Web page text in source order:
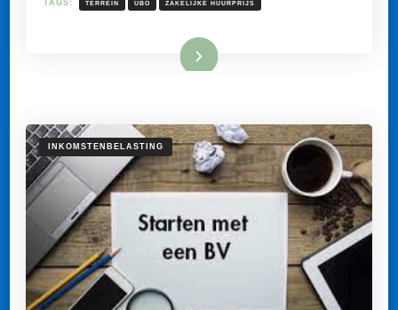
BESCHIKKING
TAGS: TERREIN UBO ZAKELIJKE HUURPRIJS
Lees meer
INKOMSTENBELASTING